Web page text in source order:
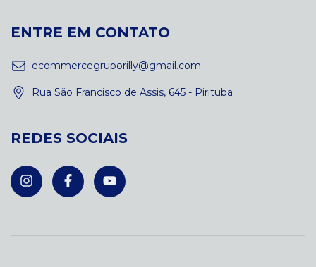
ENTRE EM CONTATO
ecommercegruporilly@gmail.com
Rua São Francisco de Assis, 645 - Pirituba
REDES SOCIAIS